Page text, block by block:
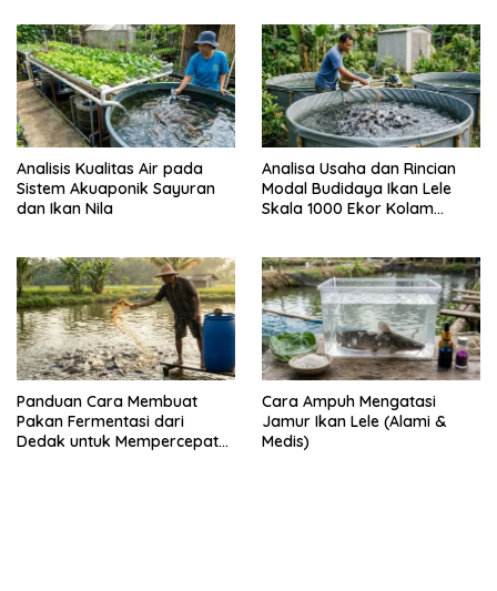
Analisis Kualitas Air pada
Sistem Akuaponik Sayuran
dan Ikan Nila
Analisa Usaha dan Rincian
Modal Budidaya Ikan Lele
Skala 1000 Ekor Kolam
Panduan Cara Membuat
Pakan Fermentasi dari
Dedak untuk Mempercepat
Cara Ampuh Mengatasi
Jamur Ikan Lele (Alami &
Medis)